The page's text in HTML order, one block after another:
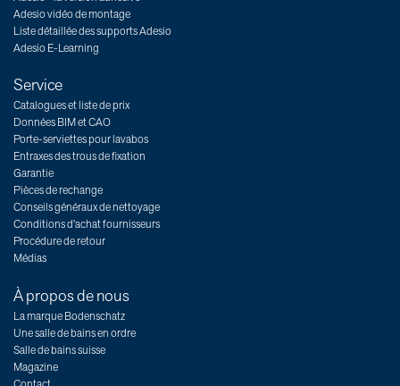
Adesio vidéo de montage
Liste détaillée des supports Adesio
Adesio E-Learning
Service
Catalogues et liste de prix
Données BIM et CAO
Porte-serviettes pour lavabos
Entraxes des trous de fixation
Garantie
Pièces de rechange
Conseils généraux de nettoyage
Conditions d'achat fournisseurs
Procédure de retour
Médias
À propos de nous
La marque Bodenschatz
Une salle de bains en ordre
Salle de bains suisse
Magazine